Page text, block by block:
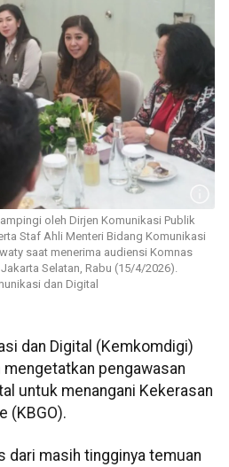
oleh Dirjen Komunikasi Publik
Staf Ahli Menteri Bidang Komunikasi
saat menerima audiensi Komnas
Selatan, Rabu (15/4/2026).
dan Digital
dan Digital (Kemkomdigi)
pengawasan
untuk menangani Kekerasan
(KBGO).
dari masih tingginya temuan